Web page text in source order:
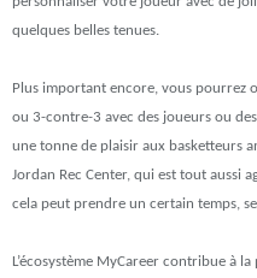
quelques belles tenues.
Plus important encore, vous pourrez
ou 3-contre-3 avec des joueurs ou
une tonne de plaisir aux basketteurs
Jordan Rec Center, qui est tout aussi
cela peut prendre un certain temps,
L’écosystème MyCareer contribue à